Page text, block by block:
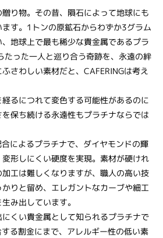
り物。その昔、隕石によって地球にも
す。1トンの原鉱石からわずか3グラム
地球上で最も稀少な貴金属であるプラ
たった一人と巡り合う奇跡を、永遠の絆
さわしい素材だと、CAFERINGは考え
るにつれて変色する可能性があるのに
保ち続ける永遠性もプラチナならでは
によるプラチナで、ダイヤモンドの輝
形しにくい硬度を実現。素材が硬けれ
工は難しくなりますが、職人の高い技
りと留め、エレガントなカーブや細工
み出しています。
くい貴金属として知られるプラチナで
る割金にまで、アレルギー性の低い素